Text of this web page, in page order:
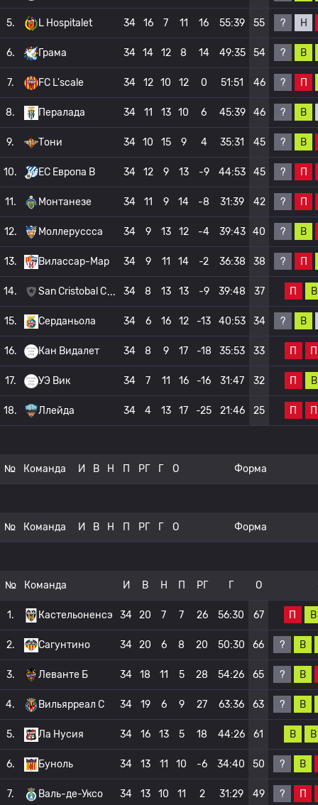
5. L Hospitalet 34 16 7 11 16 55:39 55 ? Н
6. Грама 34 14 12 8 14 49:35 54 ? В
7. FC L'scale 34 12 10 12 0 51:51 46 ? П
8. Пералада 34 11 13 10 6 45:39 46 ? В
9. Тони 34 10 15 9 4 35:31 45 ? В
10. ЕС Европа B 34 12 9 13 -9 44:53 45 ? П
11. Монтанезе 34 11 9 14 -8 31:39 42 ? П
12. Моллеруссса 34 9 13 12 -4 39:43 40 ? В
13. Вилассар-Мар 34 9 11 14 -2 36:38 38 ? П
14. San Cristobal C 34 8 13 13 -9 39:48 37 П В
15. Серданьола 34 6 16 12 -13 40:53 34 ? В
16. Кан Видалет 34 8 9 17 -18 35:53 33 П П
17. УЭ Вик 34 7 11 16 -16 31:47 32 П В
18. Ллейда 34 4 13 17 -25 21:46 25 П П
№ Команда И В Н П РГ Г О Форма
№ Команда И В Н П РГ Г О Форма
№ Команда И В Н П РГ Г О
1. Кастельоненсэ 34 20 7 7 26 56:30 67 П В
2. Сагунтино 34 20 6 8 20 50:30 66 ? В
3. Леванте Б 34 18 11 5 28 54:26 65 ? В
4. Вильярреал C 34 19 6 9 27 63:36 63 ? В
5. Ла Нусия 34 16 13 5 18 44:26 61 В В
6. Буноль 34 13 11 10 -6 34:40 50 ? В
7. Валь-де-Уксо 34 13 10 11 2 31:29 49 ? П